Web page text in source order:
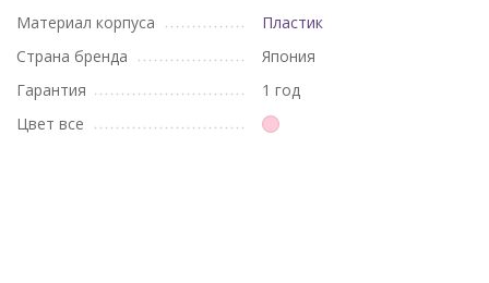
Материал корпуса
Пластик
Страна бренда
Япония
Гарантия
1 год
Цвет все